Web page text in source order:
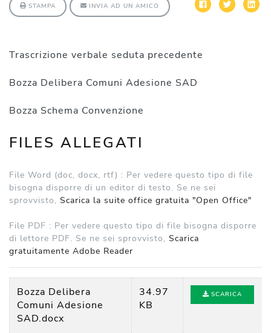
STAMPA INVIA AD UN AMICO
Trascrizione verbale seduta precedente
Bozza Delibera Comuni Adesione SAD
Bozza Schema Convenzione
FILES ALLEGATI
File Word (doc, docx, rtf) : Per vedere questo tipo di file
bisogna disporre di un editor di testo. Se ne sei
sprovvisto, Scarica la suite office gratuita "Open Office"
File PDF : Per vedere questo tipo di file bisogna disporre
di lettore PDF. Se ne sei sprovvisto, Scarica
gratuitamente Adobe Reader
Bozza Delibera
Comuni Adesione
SAD.docx
34.97
KB
SCARICA